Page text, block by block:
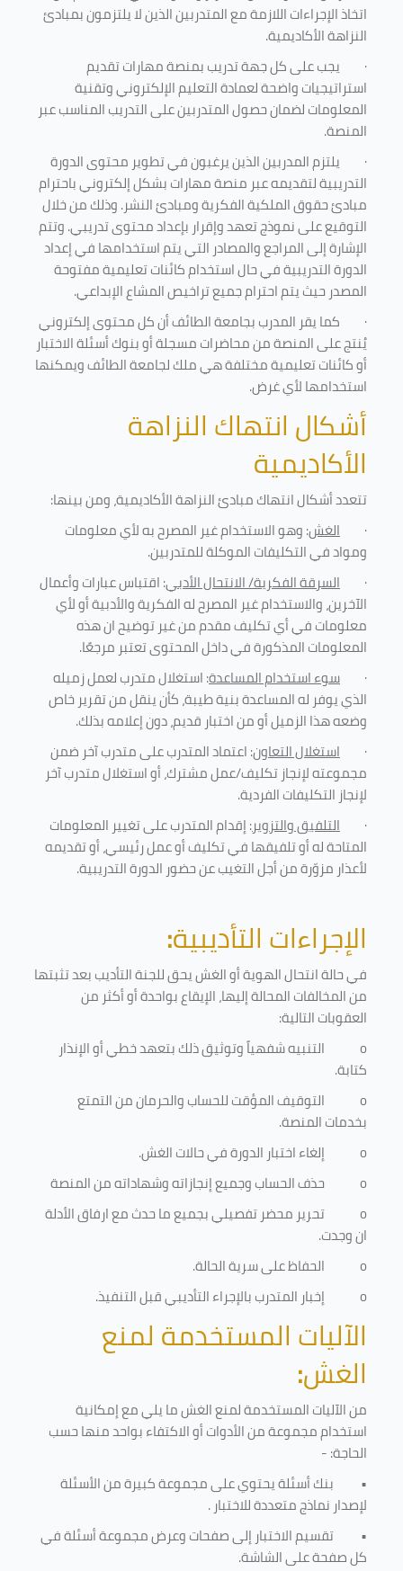
اتخاذ الإجراءات اللازمة مع المتدربين الذين لا يلتزمون بمبادئ
النزاهة الأكاديمية.
· يجب على كل جهة تدريب بمنصة مهارات تقديم
استراتيجيات واضحة لعمادة التعليم الإلكتروني وتقنية
المعلومات لضمان حصول المتدربين على التدريب المناسب عبر
المنصة.
· يلتزم المدربين الذين يرغبون في تطوير محتوى الدورة
التدريبية لتقديمه عبر منصة مهارات بشكل إلكتروني باحترام
مبادئ حقوق الملكية الفكرية ومبادئ النشر. وذلك من خلال
التوقيع على نموذج تعهد وإقرار بإعداد محتوى تدريبي. وتتم
الإشارة إلى المراجع والمصادر التي يتم استخدامها في إعداد
الدورة التدريبية في حال استخدام كائنات تعليمية مفتوحة
المصدر حيث يتم احترام جميع تراخيص المشاع الإبداعي.
· كما يقر المدرب بجامعة الطائف أن كل محتوى إلكتروني
يُنتج على المنصة من محاضرات مسجلة أو بنوك أسئلة الاختبار
أو كائنات تعليمية مختلفة هي ملك لجامعة الطائف ويمكنها
استخدامها لأي غرض.
أشكال انتهاك النزاهة
الأكاديمية
تتعدد أشكال انتهاك مبادئ النزاهة الأكاديمية، ومن بينها:
· الغش: وهو الاستخدام غير المصرح به لأي معلومات
ومواد في التكليفاتالموكلة للمتدربين.
· السرقة الفكرية/ الانتحال الأدبي: اقتباس عبارات وأعمال
الآخرين، والاستخدام غير المصرح له الفكرية والأدبية أو لأي
معلومات في أي تكليف مقدم من غير توضيح ان هذه
المعلومات المذكورة في داخل المحتوى تعتبر مرجعًا.
· سوء استخدام المساعدة: استغلال متدرب لعمل زميله
الذي يوفر له المساعدة بنية طيبة، كأن ينقل من تقرير خاص
وضعه هذا الزميل أو من اختبار قديم، دون إعلامه بذلك.
· استغلال التعاون: اعتماد المتدرب على متدرب آخر ضمن
مجموعته لإنجاز تكليف/عمل مشترك، أو استغلال متدرب آخر
لإنجاز التكليفات الفردية.
· التلفيق والتزوير: إقدام المتدرب على تغيير المعلومات
المتاحة له أو تلفيقها في تكليف أو عمل رئيسي، أو تقديمه
لأعذار مزوّرة من أجل التغيب عن حضور الدورة التدريبية.
الإجراءات التأديبية:
في حالة انتحال الهوية أو الغش يحق للجنة التأديب بعد تثبتها
من المخالفات المحالة إليها، الإيقاع بواحدة أو أكثر من
العقوبات التالية:
o
التنبيه شفهياً وتوثيق ذلك بتعهد خطي أو الإنذار
كتابة.
o
التوقيف المؤقت للحساب والحرمان من التمتع
بخدمات المنصة.
o
إلغاء اختبار الدورة في حالات الغش.
o
حذف الحساب وجميع إنجازاته وشهاداته من المنصة
o
تحرير محضر تفصيلي بجميع ما حدث مع ارفاق الأدلة
ان وجدت.
o
الحفاظ على سرية الحالة.
o
إخبار المتدرب بالإجراء التأديبي قبل التنفيذ.
الآليات المستخدمة لمنع
الغش:
من الآليات المستخدمة لمنع الغش ما يلي مع إمكانية
استخدام مجموعة من الأدوات أو الاكتفاء بواحد منها حسب
الحاجة: -
• بنك أسئلة يحتوي على مجموعة كبيرة من الأسئلة
لإصدار نماذج متعددة للاختبار.
• تقسيم الاختبار إلى صفحات وعرض مجموعة أسئلة في
كل صفحة على الشاشة.